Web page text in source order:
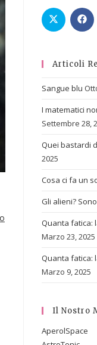
Articoli
Sangue blu
I matematici
Settembre 28,
Quei bastardi
2025
Cosa ci fa un
Gli alieni?
Quanta fatica:
Marzo 23, 2025
Quanta fatica:
Marzo 9, 2025
Il Nostro
AperolSpace